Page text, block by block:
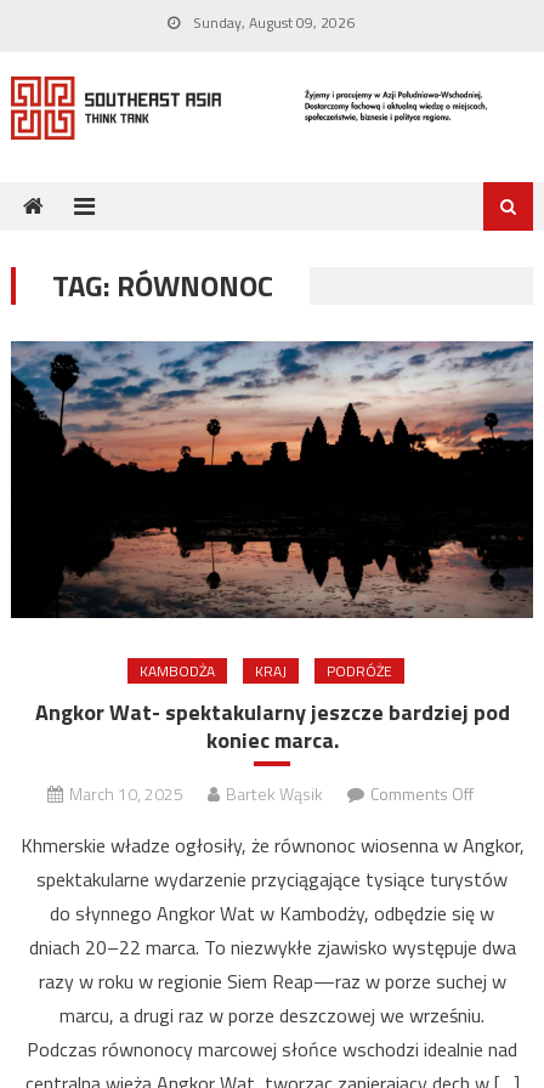
content
Sunday, August 09, 2026
TAG: RÓWNONOC
KAMBODŻA KRAJ PODRÓŻE
Angkor Wat- spektakularny jeszcze bardziej pod
koniec marca.
March 10, 2025 Bartek Wąsik Comments Offon
Wat-
jeszcze
bardziej
pod
Khmerskie władze ogłosiły, że równonoc wiosenna w Angkor,
spektakularne wydarzenie przyciągające tysiące turystów
do słynnego Angkor Wat w Kambodży, odbędzie się w
dniach 20–22 marca. To niezwykłe zjawisko występuje dwa
razy w roku w regionie Siem Reap—raz w porze suchej w
marcu, a drugi raz w porze deszczowej we wrześniu.
Podczas równonocy marcowej słońce wschodzi idealnie nad